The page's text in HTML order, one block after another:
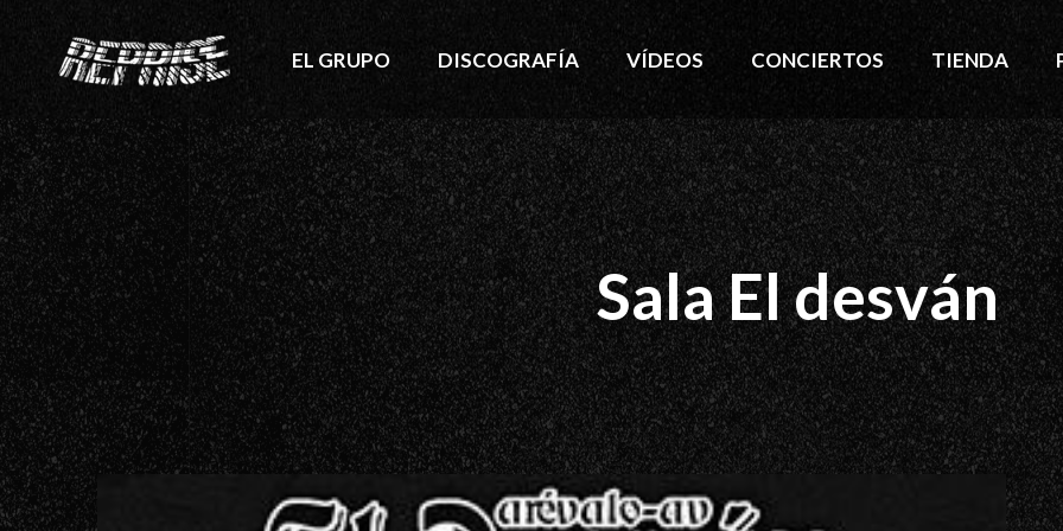
EL GRUPO DISCOGRAFÍA VÍDEOS CONCIERTOS TIENDA
Sala El desván